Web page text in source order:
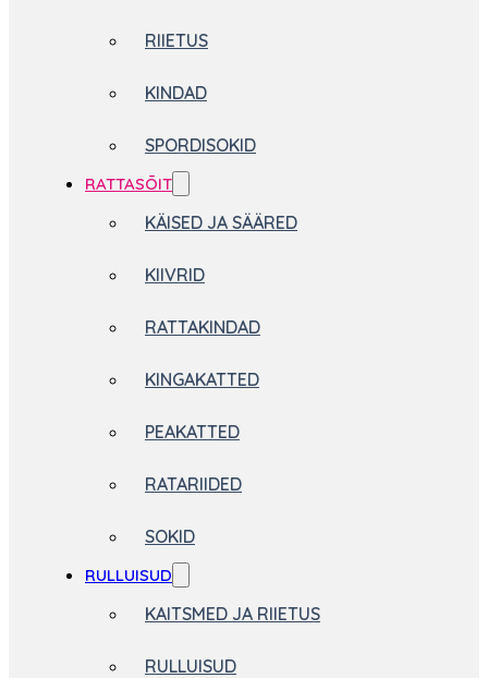
RIIETUS
KINDAD
SPORDISOKID
RATTASÕIT
KÄISED JA SÄÄRED
KIIVRID
RATTAKINDAD
KINGAKATTED
PEAKATTED
RATARIIDED
SOKID
RULLUISUD
KAITSMED JA RIIETUS
RULLUISUD